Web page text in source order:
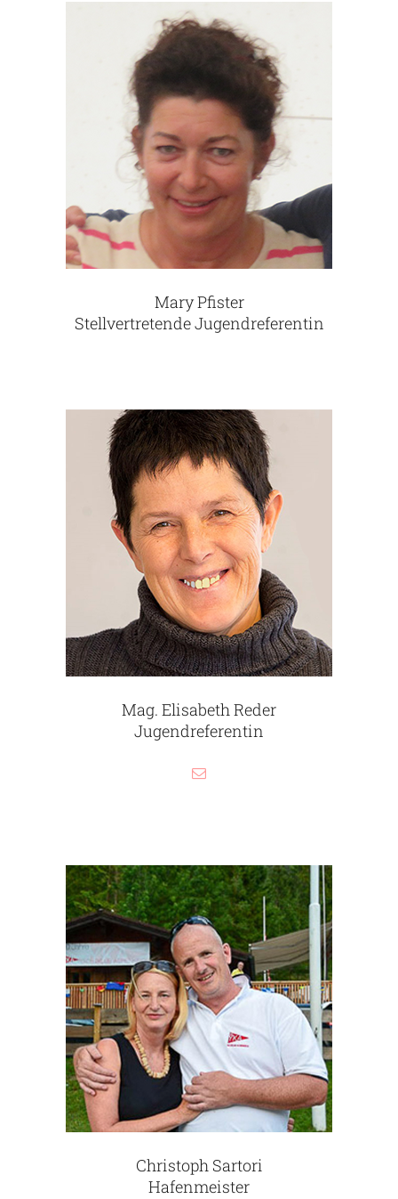
Mary Pfister
Stellvertretende Jugendreferentin
Mag. Elisabeth Reder
Jugendreferentin
Christoph Sartori
Hafenmeister